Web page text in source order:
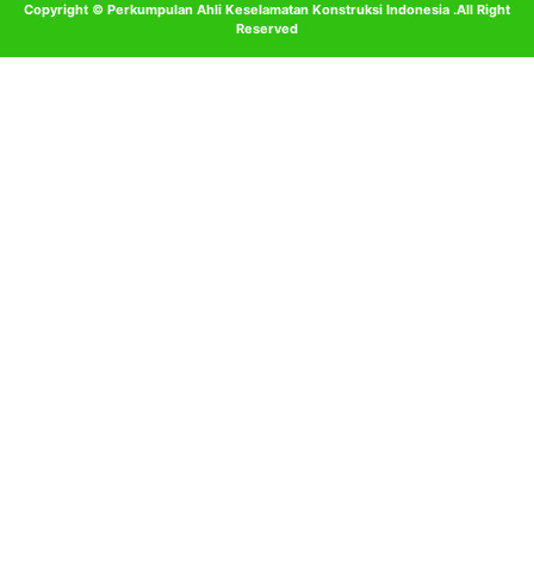
Copyright © Perkumpulan Ahli Keselamatan Konstruksi Indonesia .All Right
Reserved